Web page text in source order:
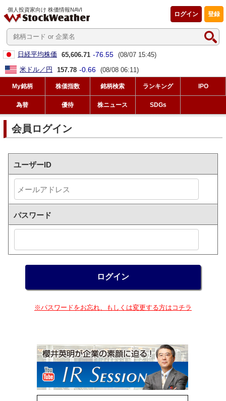
個人投資家向け 株価情報NAVI
登録
ログイン
日経平均株価 65,606.71 -76.55 (08/07 15:45)
米ドル／円
157.78 -0.66 (08/08 06:11)
My銘柄 株価指数 銘柄検索 ランキング IPO
為替 優待 株ニュース SDGs
会員ログイン
ユーザーID
パスワード
※パスワードをお忘れ、もしくは変更する方はコチラ